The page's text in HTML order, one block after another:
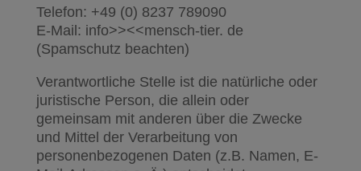
Telefon: +49 (0) 8237 789090
E-Mail: info>><<mensch-tier. de
(Spamschutz beachten)
Verantwortliche Stelle ist die natürliche oder
juristische Person, die allein oder
gemeinsam mit anderen über die Zwecke
und Mittel der Verarbeitung von
personenbezogenen Daten (z.B. Namen, E-